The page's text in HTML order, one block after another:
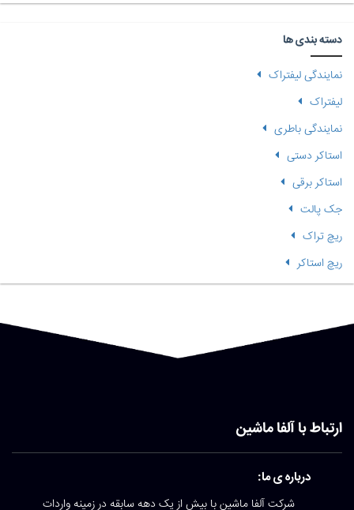
دسته بندی ها
نمایندگی لیفتراک
لیفتراک
نمایندگی باطری
استاکر دستی
استاکر برقی
جک پالت
ریچ تراک
ریچ استاکر
ارتباط با آلفا ماشین
درباره ی ما:
شرکت آلفا ماشین با بیش از یک دهه سابقه در زمینه واردات